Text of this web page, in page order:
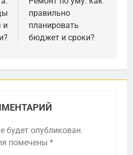
и
правильно
планировать
бюджет и сроки?
будет опубликован.
помечены *